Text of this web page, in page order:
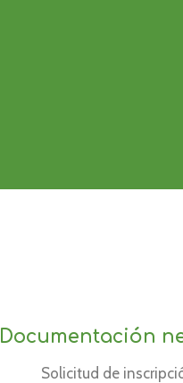
Documentación
Solicitud de